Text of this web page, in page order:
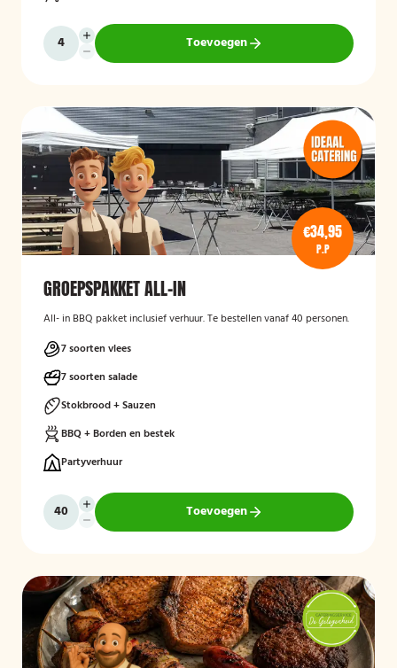
Toevoegen
€34,95
P.P
GROEPSPAKKET ALL-IN
All- in BBQ pakket inclusief verhuur. Te bestellen vanaf 40 personen.
7 soorten vlees
7 soorten salade
Stokbrood + Sauzen
BBQ + Borden en bestek
Partyverhuur
Toevoegen